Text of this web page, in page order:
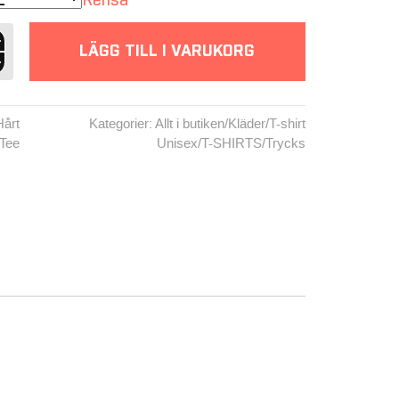
LÄGG TILL I VARUKORG
Kategorier: Allt i butiken/Kläder/T-shirt
Unisex/T-SHIRTS/Trycks